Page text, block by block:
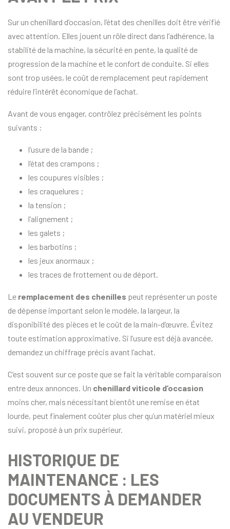
Sur un chenillard d’occasion, l’état des chenilles doit être vérifié
avec attention. Elles jouent un rôle direct dans l’adhérence, la
stabilité de la machine, la sécurité en pente, la qualité de
progression de la machine et le confort de conduite. Si elles
sont trop usées, le coût de remplacement peut rapidement
réduire l’intérêt économique de l’achat.
Avant de vous engager, contrôlez précisément les points
suivants :
l’usure de la bande ;
l’état des crampons ;
les coupures visibles ;
les craquelures ;
la tension ;
l’alignement ;
les galets ;
les barbotins ;
les jeux anormaux ;
les traces de frottement ou de déport.
Le remplacement des chenilles peut représenter un poste
de dépense important selon le modèle, la largeur, la
disponibilité des pièces et le coût de la main-d’œuvre. Évitez
toute estimation approximative. Si l’usure est déjà avancée,
demandez un chiffrage précis avant l’achat.
C’est souvent sur ce poste que se fait la véritable comparaison
entre deux annonces. Un chenillard viticole d’occasion
moins cher, mais nécessitant bientôt une remise en état
lourde, peut finalement coûter plus cher qu’un matériel mieux
suivi, proposé à un prix supérieur.
HISTORIQUE DE
MAINTENANCE : LES
DOCUMENTS À DEMANDER
AU VENDEUR